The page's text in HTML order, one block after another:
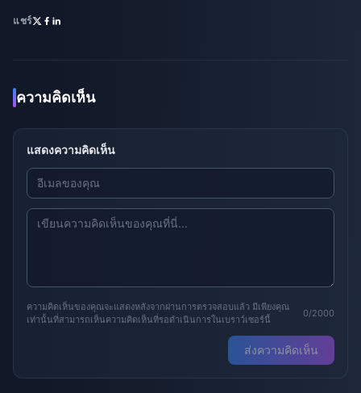
แชร์
ความคิดเห็น
แสดงความคิดเห็น
ความคิดเห็นของคุณจะแสดงหลังจากผ่านการตรวจสอบแล้ว มีเพียงคุณ
เท่านั้นที่สามารถเห็นความคิดเห็นที่รอดำเนินการในเบราว์เซอร์นี้
0/2000
ส่งความคิดเห็น